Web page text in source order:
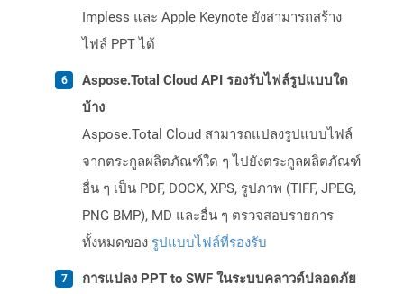
Impless และ Apple Keynote ยังสามารถสร้าง
ไฟล์ PPT ได้
Aspose.Total Cloud API รองรับไฟล์รูปแบบใด
บ้าง
Aspose.Total Cloud สามารถแปลงรูปแบบไฟล์
จากตระกูลผลิตภัณฑ์ใด ๆ ไปยังตระกูลผลิตภัณฑ์
อื่น ๆ เป็น PDF, DOCX, XPS, รูปภาพ (TIFF, JPEG,
PNG BMP), MD และอื่น ๆ ตรวจสอบรายการ
ทั้งหมดของ รูปแบบไฟล์ที่รองรับ
การแปลง PPT to SWF ในระบบคลาวด์ปลอดภัย